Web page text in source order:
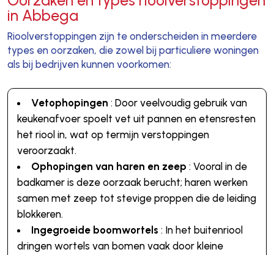
in Abbega
Rioolverstoppingen zijn te onderscheiden in meerdere
types en oorzaken, die zowel bij particuliere woningen
als bij bedrijven kunnen voorkomen:
Vetophopingen : Door veelvoudig gebruik van
keukenafvoer spoelt vet uit pannen en etensresten
het riool in, wat op termijn verstoppingen
veroorzaakt.
Ophopingen van haren en zeep : Vooral in de
badkamer is deze oorzaak berucht; haren werken
samen met zeep tot stevige proppen die de leiding
blokkeren.
Ingegroeide boomwortels : In het buitenriool
dringen wortels van bomen vaak door kleine